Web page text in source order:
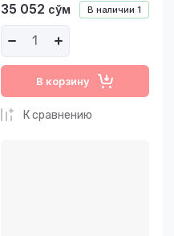
В наличии 1
35 052 сўм
В корзину
К сравнению